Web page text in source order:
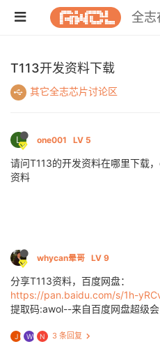
全志
T113开发资料下载
其它全志芯片讨论区
L one001 LV 5
请问T113的开发资料在哪里下载
资料
whycan晕哥 LV 9
分享T113资料，百度网盘：
https://pan.baidu.com/s/1h-
提取码:awol--来自百度网盘超级
J W N 3 条回复